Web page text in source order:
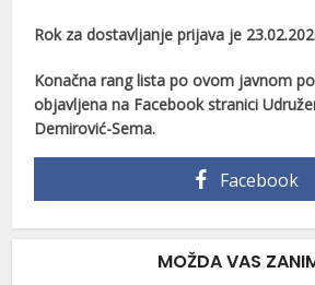
Rok za dostavljanje prijava je
Konačna rang lista po ovom javnom
objavljena na Facebook stranici
Demirović-Sema.
Facebook
MOŽDA VAS